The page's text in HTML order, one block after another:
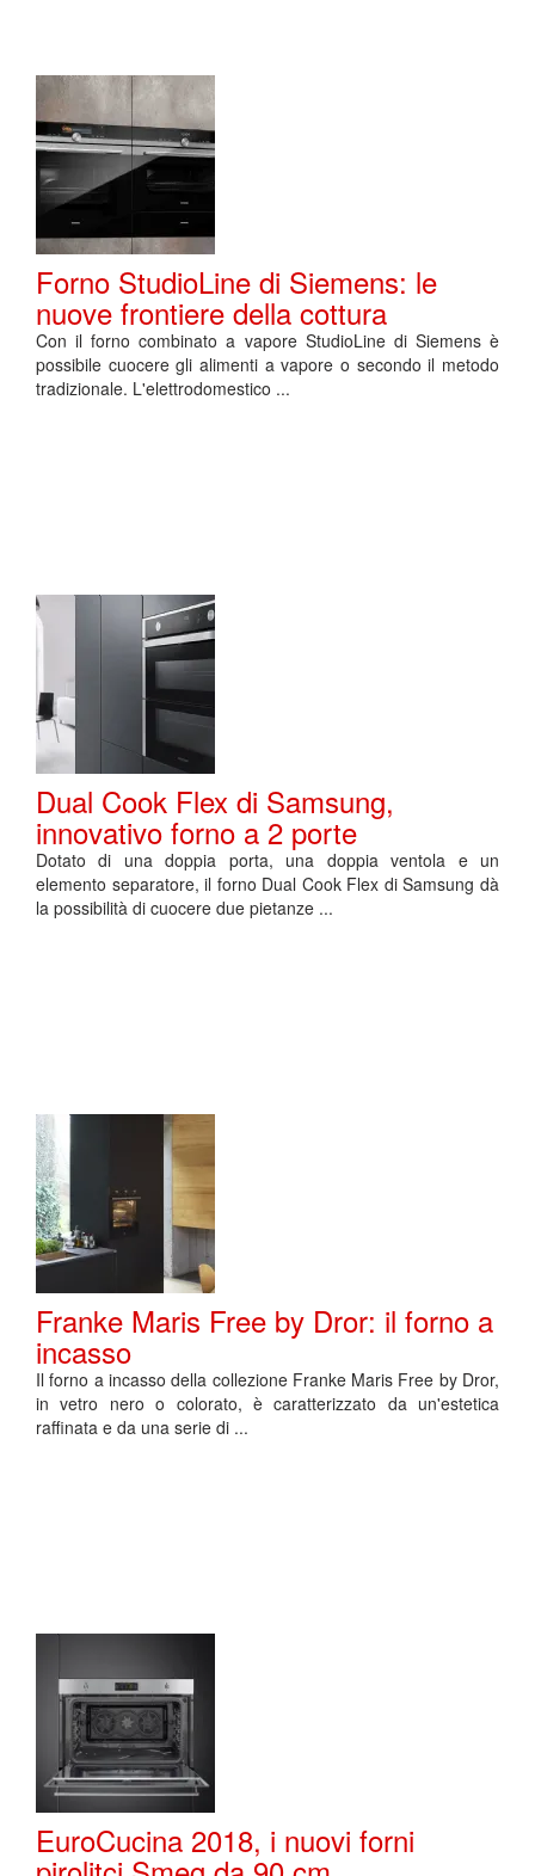
Forno StudioLine di Siemens: le
nuove frontiere della cottura
Con il forno combinato a vapore StudioLine di Siemens è
possibile cuocere gli alimenti a vapore o secondo il metodo
tradizionale. L'elettrodomestico ...
Dual Cook Flex di Samsung,
innovativo forno a 2 porte
Dotato di una doppia porta, una doppia ventola e un
elemento separatore, il forno Dual Cook Flex di Samsung dà
la possibilità di cuocere due pietanze ...
Franke Maris Free by Dror: il forno a
incasso
Il forno a incasso della collezione Franke Maris Free by Dror,
in vetro nero o colorato, è caratterizzato da un'estetica
raffinata e da una serie di ...
EuroCucina 2018, i nuovi forni